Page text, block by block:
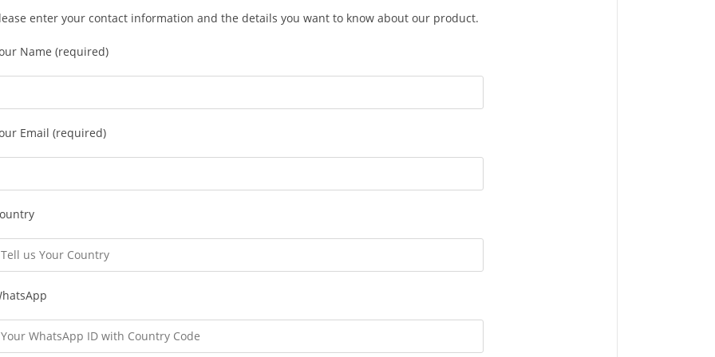
enter your contact information and the details you want to know about our product.
Name (required)
Email (required)